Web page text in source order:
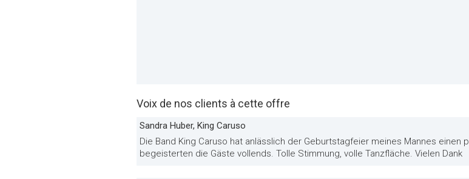
Voix de nos clients à cette offre
Sandra Huber, King Caruso
Die Band King Caruso hat anlässlich der Geburtstagfeier meines Mannes
begeisterten die Gäste vollends. Tolle Stimmung, volle Tanzfläche. Vielen Dank